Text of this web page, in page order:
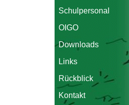
Schulpersonal
OIGO
Downloads
Links
Rückblick
Kontakt